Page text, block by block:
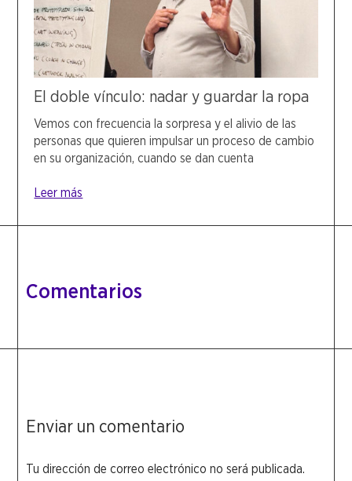
El doble vínculo: nadar y guardar la ropa
Vemos con frecuencia la sorpresa y el alivio de las
personas que quieren impulsar un proceso de cambio
en su organización, cuando se dan cuenta
Leer más
Comentarios
Enviar un comentario
Tu dirección de correo electrónico no será publicada.